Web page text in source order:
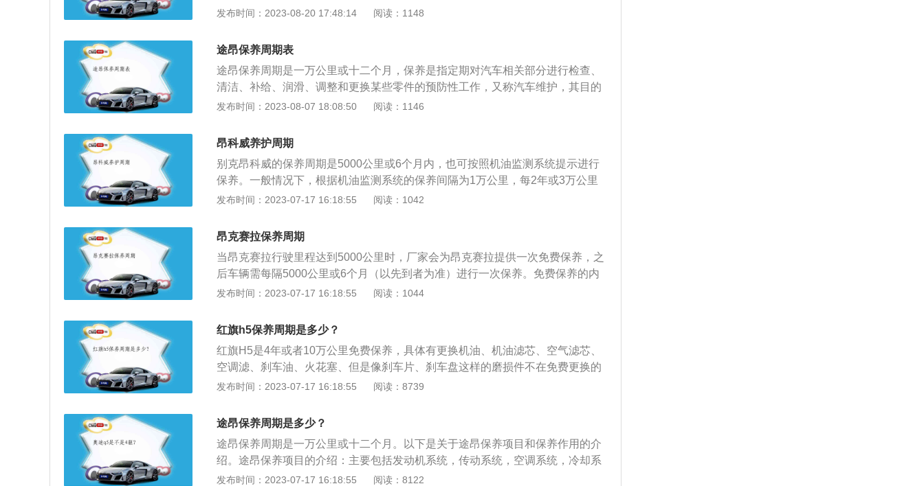
的，还要看司机用的是什么油。如果你用的是全合成机油，但你平时主要在市区
区开车时，堵车和等红灯的情况比较多。汽车在等红灯或者堵车的时候，虽然里
程没有增加，但是发动机一直在运转，所以这种车可以提前保养。如果是经常在
高速或长途道路上行驶的汽车，可以推迟保养。经常在高速或长途道路上行驶的
汽车发动机运转良好，发动机中的积碳也较少。汽车的日常保养主要包括更换机
油滤芯、更换机油、更换空空气滤芯、更换空调节滤芯等。对于日常维护来说，
芯的选择也很重要。购买时需要选择大品牌生产的机油滤芯。
发布时间：2023-08-20 17:48:14 阅读：1148
途昂保养周期表
途昂保养周期是一万公里或十二个月，保养是指定期对汽车相关部分进行检查、
清洁、补给、润滑、调整和更换某些零件的预防性工作，又称汽车维护，其目的
是保持车容整洁，技术状况正常，消除隐患，预防故障发生，减缓劣化过程，延
1万公里的保养项目包括更换机油、机滤、空气滤清器三个项目。2、途昂2万公
里保养项目：大众途昂2万公里的保养项目包括更换机油、机滤、空气滤清器、
空调滤清器、火花塞五个项目。3、途昂3万公里保养项目：大众途昂3万公里的
保养项目包括更换机油、机滤、空气滤清器三个项目。4、途昂5万公里保养项
目：大众途昂5万公里的保养项目包括更换机油、机滤、空气滤清器三个项目。
空气滤清器、空调滤清器、汽油滤清器、刹车油、变速箱油、火花塞、正时皮带
9个项目。此外日常养护对汽车来说也相当重要，日常保养即日常维护，是出车
前、行车中、收车后的作业，由驾驶员负责执行，作业中心内容是清洁、补给和
维修企业负责执行，作业中心内容除日常维护作业外，以清洁、润滑、紧固为
作业中心内容除一级维护作业外，以检查、调整为主，并拆检轮胎，进行轮胎换
位。二级维护前应进行检测诊断和技术评定，根据结果，确定附加作业或小修项
目，结合二级维护一并进行。各级维护的周期，依汽车类型和运行条件而定。
发布时间：2023-08-07 18:08:50 阅读：1146
昂科威养护周期
别克昂科威的保养周期是5000公里或6个月内，也可按照机油监测系统提示进行
保养。一般情况下，根据机油监测系统的保养间隔为1万公里，每2年或3万公里
更换汽油滤清器和刹车油，每2万公里更换空气、空调滤清器，每6万公里更换火
要在市区开车，每8000公里就可以保养一次。通常在市区行驶的车辆可以提前保
养。在市区开车时，堵车和等红灯的情况比较多。车在等红灯或者堵车的时候，
虽然里程没有增加，但是发动机一直在运转，所以这款车可以提前保养。如果是
经常在高速或长途道路上行驶的汽车，可以推迟保养。经常在高速或长途道路上
行驶的汽车发动机运转良好，发动机中的积碳也较少。汽车的日常保养主要包括
来说，选择合适的机油非常重要。每次更换机油时，一起更换机油滤清器滤芯。
机油滤芯的选择也很重要。
发布时间：2023-07-17 16:18:55 阅读：1042
昂克赛拉保养周期
当昂克赛拉行驶里程达到5000公里时，厂家会为昂克赛拉提供一次免费保养，之
后车辆需每隔5000公里或6个月（以先到者为准）进行一次保养。免费保养的内
容包括机油、机滤的更换及相关内容的检查等项目。手册周期表上的保养项目采
规情况下，昂克赛拉是每5000公里更换一次发动机机油，空气滤清器每2万公里
或12个月检查一次，每4万公里或24个月进行更换，而空调滤清器则是每2万公里
或12个月进行更换。不过考虑到国内空气质量较差等多方面因素，经销商表示机
油滤清器最好每5000公里更换一次，而空气滤清器最好每1万公里就进行更换，
燃油滤清器和火花塞的更换周期分别缩短到2万公里和4万公里。官方同时还建
时更换一次，之后每10万公里或5年更换一次，轮胎换位在每1万公里时都需换位
一次。
发布时间：2023-07-17 16:18:55 阅读：1044
红旗h5保养周期是多少？
红旗H5是4年或者10万公里免费保养，具体有更换机油、机油滤芯、空气滤芯、
空调滤、刹车油、火花塞、但是像刹车片、刹车盘这样的磨损件不在免费更换的
范围之内，变速箱为免维护设计，正常使用无需保养。汽车保养的相关介绍如
给、润滑、调整或更换某些零件预防性工作，又称汽车维护。汽车大保养的内
容：大保养是指在厂商规定时间或里程，进行的内容为更换机油和机油滤芯、空
气滤芯、汽油滤芯的常规保养。
发布时间：2023-07-17 16:18:55 阅读：8739
途昂保养周期是多少？
途昂保养周期是一万公里或十二个月。以下是关于途昂保养项目和保养作用的介
绍。途昂保养项目的介绍：主要包括发动机系统，传动系统，空调系统，冷却系
统，燃油系统，动力转向系统等的维护。根据手册中的说明，大众途昂每次维护
发布时间：2023-07-17 16:18:55 阅读：8122